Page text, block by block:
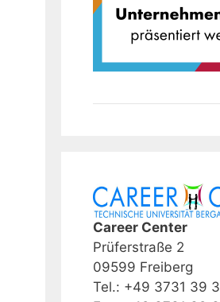
Career Center
Prüferstraße 2
09599 Freiberg
Tel.: +49 3731 39